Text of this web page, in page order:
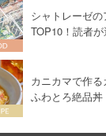
シャトレーゼ
TOP10！読者
カニカマで作
ふわとろ絶品丼